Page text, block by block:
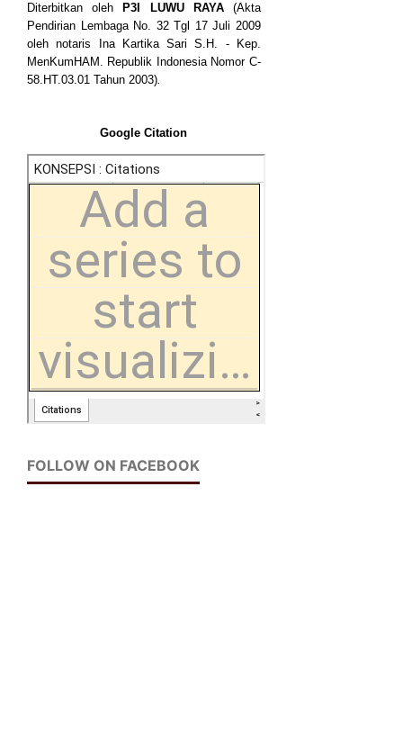
Diterbitkan oleh P3I LUWU RAYA(Akta
Pendirian Lembaga No. 32 Tgl 17 Juli 2009
oleh notaris Ina Kartika Sari S.H. - Kep.
MenKumHAM. Republik Indonesia Nomor C-
58.HT.03.01 Tahun 2003).
Google Citation
FOLLOW ON FACEBOOK